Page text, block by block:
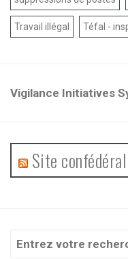
Travail illégal Téfal -
Vigilance Initiatives
Site confédéral
Recherche